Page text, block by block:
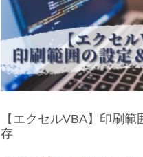
【エクセルVBA】印刷
存